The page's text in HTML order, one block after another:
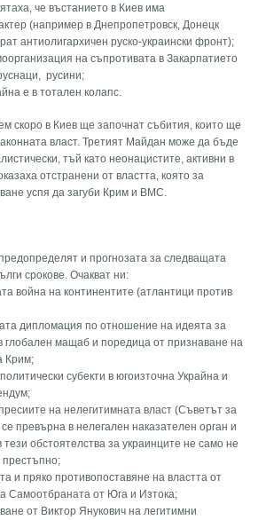
че въстанието в Киев има
(например в Днепропетровск, Донецк
антиолигархичен руско-украински фронт);
на съпротивата в Закарпатието
русини;
е в тотален колапс.
скоро в Киев ще започнат събития, които ще
власт. Третият Майдан може да бъде
тъй като неонацистите, активни в
отстранени от властта, която за
успя да загуби Крим и ВМС.
и прогнозата за следващата
срокове. Очакват ни:
война на континентите (атлантици против
дипломация по отношение на идеята за
глобален мащаб и поредица от признаване на
Крим;
субекти в югоизточна Украйна и
на нелегитимната власт (Съветът за
превърна в нелегален наказателен орган и
тези обстоятелства за украинците не само не
и пряко противопоставяне на властта от
Самоотбраната от Юга и Изтока;
от Виктор Янукович на легитимни